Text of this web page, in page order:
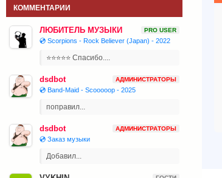
КОММЕНТАРИИ
ЛЮБИТЕЛЬ МУЗЫКИ PRO USER
💿 Scorpions - Rock Believer (Japan) - 2022
⭐⭐⭐⭐⭐ Спасибо....
dsdbot АДМИНИСТРАТОРЫ
💿 Band-Maid - Scooooop - 2025
поправил...
dsdbot АДМИНИСТРАТОРЫ
💿 Заказ музыки
Добавил...